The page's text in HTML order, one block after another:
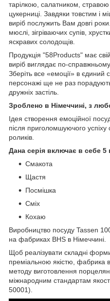
тарілкою, салатником,
цукерниці. Завдяки товстим і
виріб послужить Вам довгі
мюслі, зігріваючих супів,
яскравих солодощів.
Продукція "58Products" має
виріб виглядає по-
Зберіть все «емоції» в єдиний
персонажі ще не раз порадують
дружніх застіль.
Зроблено в Німеччині, з
Ідея створення емоційної
після приголомшуючого успіху
роликів.
Дана серія включає в себе 5
Смакота
Щастя
Посмішка
Сміх
Кохаю
Виробництво посуду Tassen
на фабриках BHS в Німеччині.
Щоб реалізувати складні
преміальною якістю, фабрика
методу виготовлення
міжнародним стандартам
50001).